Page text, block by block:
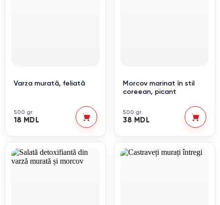
Varza murată, feliată
500 gr.
18 MDL
Morcov marinat în stil
coreean, picant
500 gr.
38 MDL